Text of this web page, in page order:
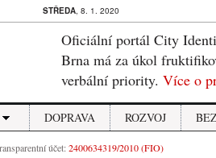
STŘEDA, 8. 1. 2020
Oficiální portál City
Brna má za úkol
verbální priority. Více o
DOPRAVA ROZVOJ
účet:2400634319/2010 (FIO)